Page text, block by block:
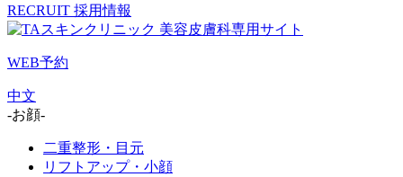
RECRUIT 採用情報
WEB予約
中文
-お顔-
二重整形・目元
リフトアップ・小顔